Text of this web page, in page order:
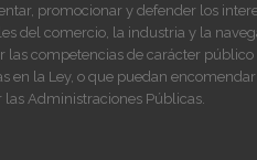
promocionar y defender los
del comercio, la industria y la
las competencias de carácter público
en la Ley, o que puedan
las Administraciones Públicas.